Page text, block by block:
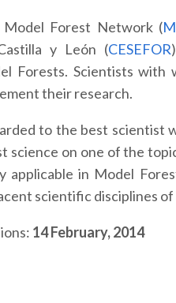
Model Forest Network(
y León (CESEFOR
Forests. Scientists
their research.
to the best scientist
science on one of the
applicable in Model
scientific disciplines
14 February, 2014